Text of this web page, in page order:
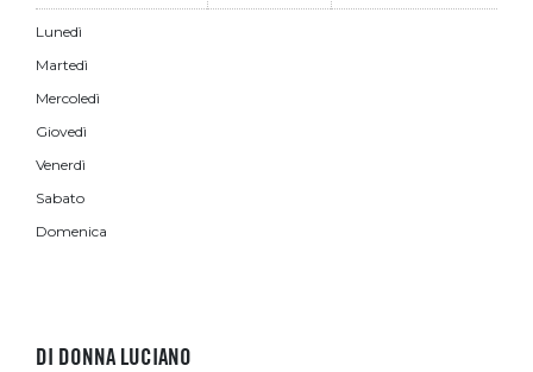
Lunedì
Martedì
Mercoledì
Giovedì
Venerdì
Sabato
Domenica
DI DONNA LUCIANO